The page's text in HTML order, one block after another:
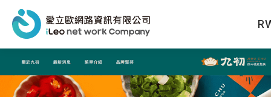
網站設計報價洽詢